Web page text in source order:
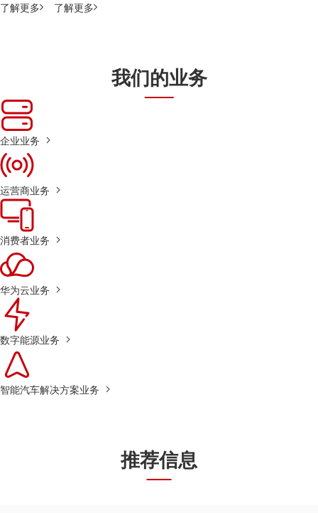
了解更多
了解更多
我们的业务
企业业务
运营商业务
消费者业务
华为云业务
数字能源业务
智能汽车解决方案业务
推荐信息